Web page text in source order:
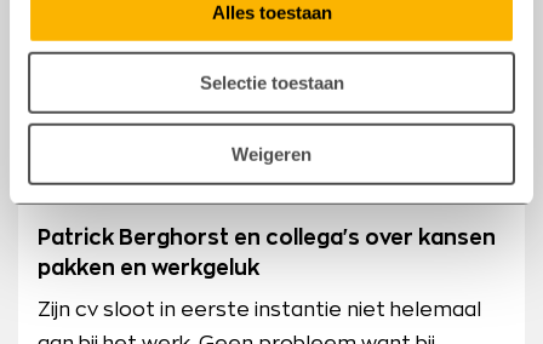
Alles toestaan
Selectie toestaan
Weigeren
2022
Patrick Berghorst en collega's over kansen
pakken en werkgeluk
Zijn cv sloot in eerste instantie niet helemaal